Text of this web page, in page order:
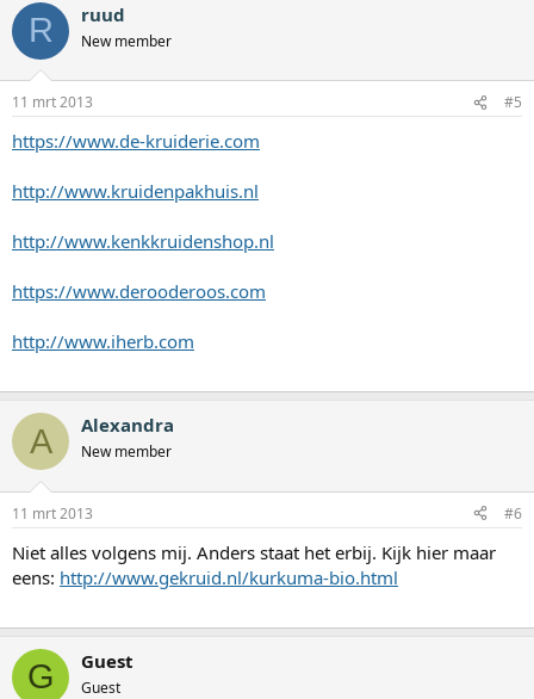
R ruud
New member
11 mrt 2013 #5
https://www.de-kruiderie.com
http://www.kruidenpakhuis.nl
http://www.kenkkruidenshop.nl
https://www.derooderoos.com
http://www.iherb.com
A Alexandra
New member
11 mrt 2013 #6
Niet alles volgens mij. Anders staat het erbij. Kijk hier maar
eens: http://www.gekruid.nl/kurkuma-bio.html
G Guest
Guest